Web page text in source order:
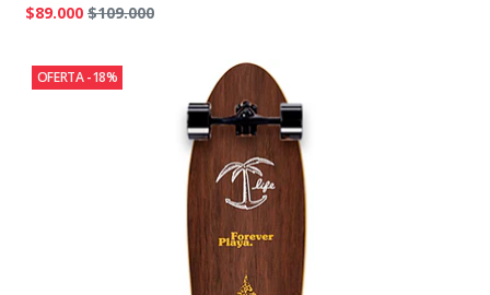
$89.000 $109.000
OFERTA -18%